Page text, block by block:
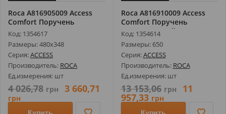
Roca A816905009 Access
Comfort Поручень
Металлически...
Код: 1354617
Размеры: 480х348
Серия:ACCESS
Производитель: ROCA
Ед.измерения: шт
4 026,78 грн 3 660,71
грн
Roca A816910009 Access
Comfort Поручень
Поднимающийс...
Код: 1354614
Размеры: 650
Серия:ACCESS
Производитель: ROCA
Ед.измерения: шт
13 153,06 грн 11
957,33 грн